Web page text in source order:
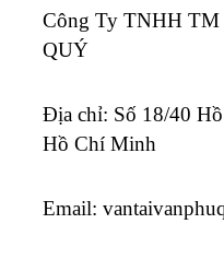
Công Ty TNHH
QUÝ
Địa chỉ: Số 18/40
Hồ Chí Minh
Email: